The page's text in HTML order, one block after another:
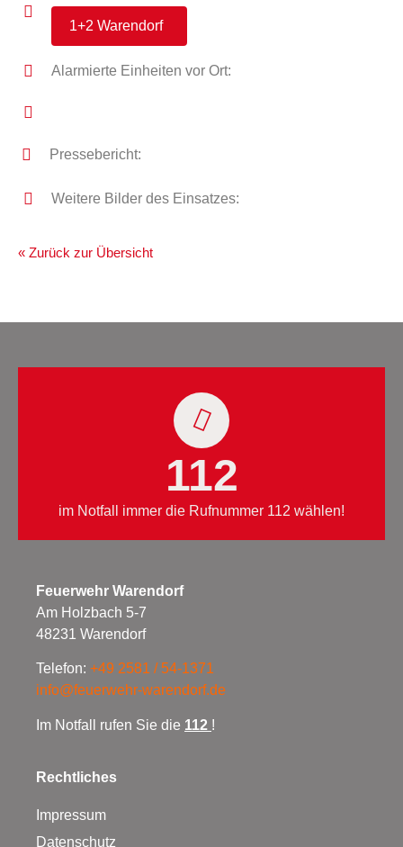
1+2 Warendorf
Alarmierte Einheiten vor Ort:
Pressebericht:
Weitere Bilder des Einsatzes:
« Zurück zur Übersicht
112
im Notfall immer die Rufnummer 112 wählen!
Feuerwehr Warendorf
Am Holzbach 5-7
48231 Warendorf
Telefon: +49 2581 / 54-1371
info@feuerwehr-warendorf.de
Im Notfall rufen Sie die 112 !
Rechtliches
Impressum
Datenschutz